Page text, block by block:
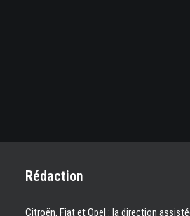
Rédaction
Citroën, Fiat et Opel : la direction